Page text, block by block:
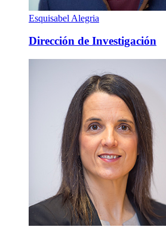
Esquisabel Alegria
Dirección de Investigación